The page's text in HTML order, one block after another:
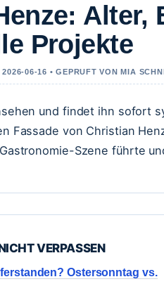
Alter,
Projekte
06-16 • GEPRUFT VON MIA
und findet ihn sofort
Fassade von Christian
Szene führte
VERPASSEN
Ostersonntag vs.